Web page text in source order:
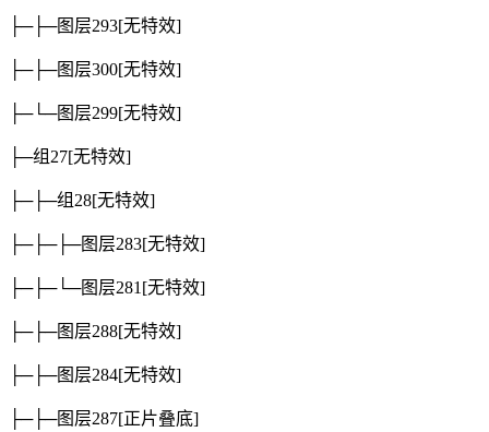
├─├─图层293[无特效]
├─├─图层300[无特效]
├─└─图层299[无特效]
├─组27[无特效]
├─├─组28[无特效]
├─├─├─图层283[无特效]
├─├─└─图层281[无特效]
├─├─图层288[无特效]
├─├─图层284[无特效]
├─├─图层287[正片叠底]